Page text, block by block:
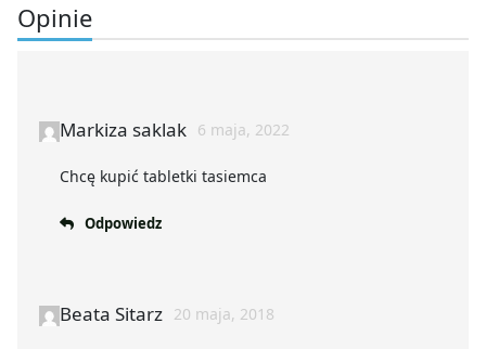
Opinie
Markiza saklak 6 maja, 2022
Chcę kupić tabletki tasiemca
Odpowiedz
Beata Sitarz 20 maja, 2018